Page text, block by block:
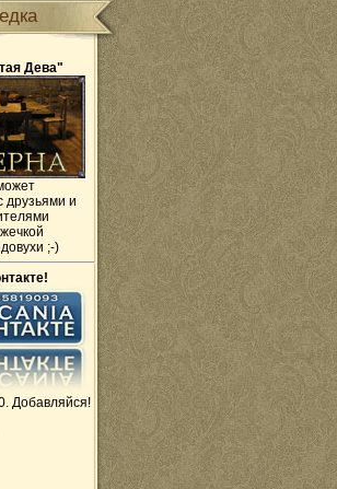
Дева"
друзьями и
;-)
Добавляйся!